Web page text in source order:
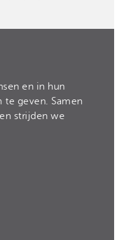
en in hun
geven. Samen
strijden we